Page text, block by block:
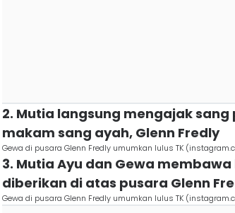
2. Mutia langsung mengajak
makam sang ayah, Glenn Fredly
Gewa di pusara Glenn Fredly umumkan lulus TK
3. Mutia Ayu dan Gewa
diberikan di atas pusara Glenn
Gewa di pusara Glenn Fredly umumkan lulus TK